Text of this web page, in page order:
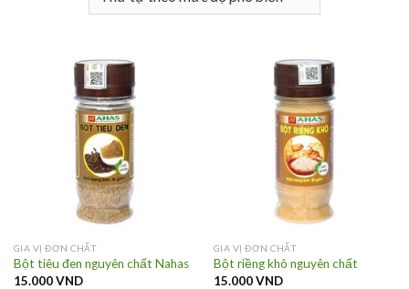
GIA VỊ ĐƠN CHẤT
Bột tiêu đen nguyên chất Nahas
15.000VND
GIA VỊ ĐƠN CHẤT
Bột riềng khô nguyên chất
15.000VND